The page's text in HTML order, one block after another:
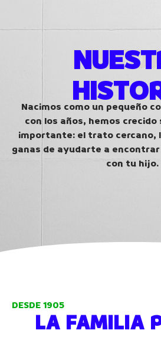
Nacimos como un pequeño
con los años, hemos crecido
importante: el trato cercano,
ganas de ayudarte a
con tu hijo.
DESDE 1905
LA FAMILIA